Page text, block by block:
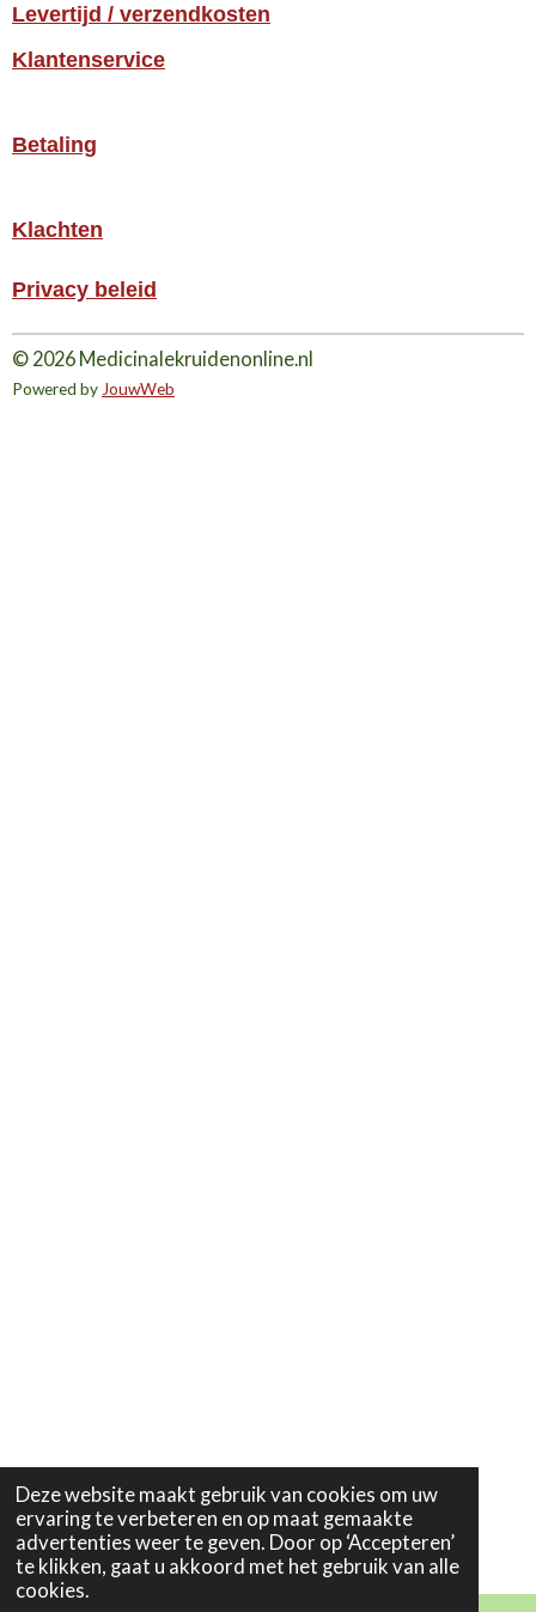
Deze website maakt gebruik van cookies om uw
ervaring te verbeteren en op maat gemaakte
advertenties weer te geven. Door op ‘Accepteren’
te klikken, gaat u akkoord met het gebruik van alle
cookies.
Levertijd / verzendkosten
Klantenservice
Betaling
Klachten
Privacy beleid
© 2026 Medicinalekruidenonline.nl
Powered by JouwWeb